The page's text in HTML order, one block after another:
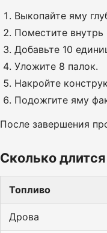
Выкопайте яму
Поместите внутрь
Добавьте 10
Уложите 8 палок.
Накройте
Подожгите яму
После завершения
Сколько
Топливо
Дрова